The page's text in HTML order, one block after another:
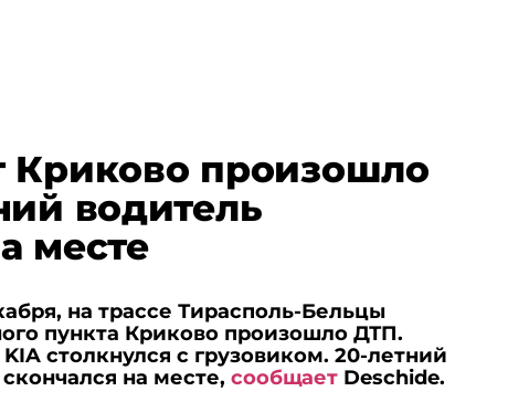
Криково произошло
водитель
месте
на трассе Тирасполь-Бельцы
пункта Криково произошло ДТП.
столкнулся с грузовиком. 20-летний
на месте, сообщаетDeschide.